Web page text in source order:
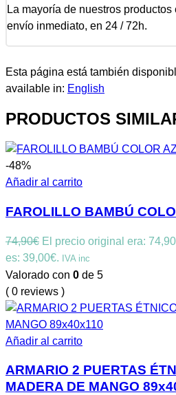
La mayoría de nuestros
envío inmediato, en 24 / 72h.
Esta página está también
available in: English
PRODUCTOS
-48%
Añadir al carrito
FAROLILLO BAMBÚ
74,90€ El precio original era:
es: 39,00€. IVA inc
Valorado con 0 de 5
( 0 reviews )
Añadir al carrito
ARMARIO 2 PUERTAS
MADERA DE MANGO